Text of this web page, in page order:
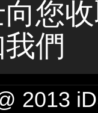
向您
們
2013